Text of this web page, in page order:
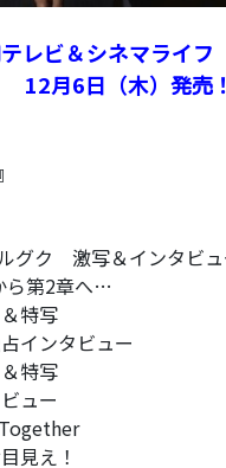
テレビ＆シネマライ
12月6日（木）発売！
グク 激写＆インタビュ
第2章へ…
特写
インタビュー
特写
ュー
見え！